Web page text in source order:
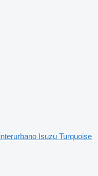
Isuzu Turquoise